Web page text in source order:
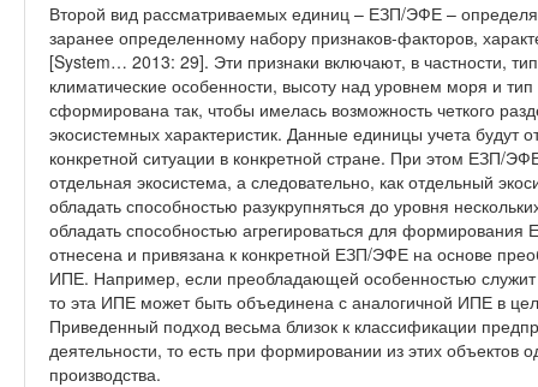
Второй вид рассматриваемых единиц – ЕЗП/ЭФЕ –
заранее определенному набору признаков-факторов,
[System… 2013: 29]. Эти признаки включают, в частности,
климатические особенности, высоту над уровнем моря и
сформирована так, чтобы имелась возможность четкого
экосистемных характеристик. Данные единицы учета будут
конкретной ситуации в конкретной стране. При этом ЕЗП/
отдельная экосистема, а следовательно, как отдельный
обладать способностью разукрупняться до уровня
обладать способностью агрегироваться для
отнесена и привязана к конкретной ЕЗП/ЭФЕ на основе
ИПЕ. Например, если преобладающей особенностью служит
то эта ИПЕ может быть объединена с аналогичной ИПЕ в
Приведенный подход весьма близок к классификации
деятельности, то есть при формировании из этих объектов
производства.